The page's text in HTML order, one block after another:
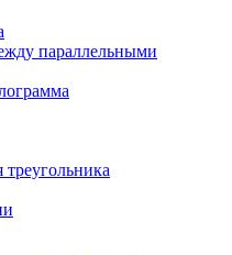
параллельными